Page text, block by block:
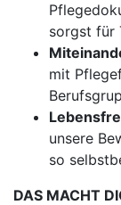
sorgst für
mit
unsere
so
DAS MACHT